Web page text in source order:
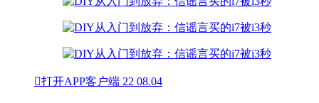
打开APP客户端 22 08.04